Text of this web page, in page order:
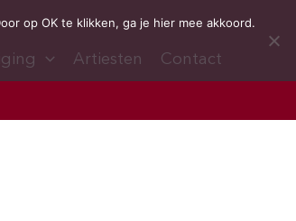
Artiesten Contact
op OK te klikken, ga je hier mee akkoord.